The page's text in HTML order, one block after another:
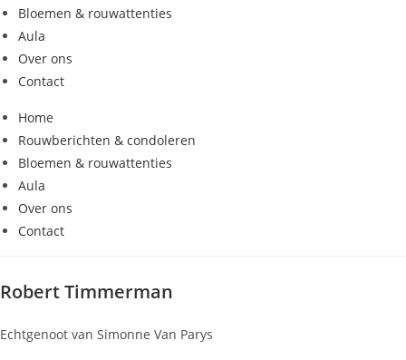
Bloemen & rouwattenties
Aula
Over ons
Contact
Home
Rouwberichten & condoleren
Bloemen & rouwattenties
Aula
Over ons
Contact
Robert Timmerman
Echtgenoot van Simonne Van Parys